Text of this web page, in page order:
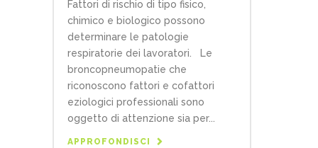
Fattori di rischio di tipo fisico,
chimico e biologico possono
determinare le patologie
respiratorie dei lavoratori. Le
broncopneumopatie che
riconoscono fattori e cofattori
eziologici professionali sono
oggetto di attenzione sia per...
APPROFONDISCI